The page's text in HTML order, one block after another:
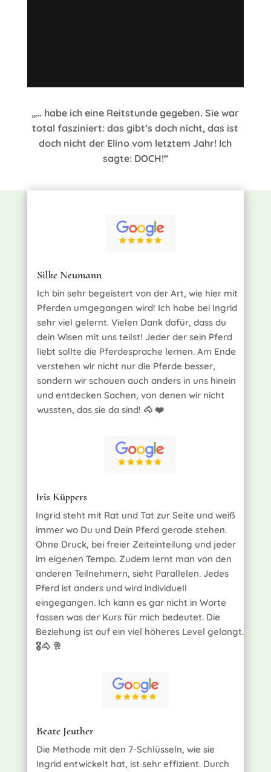
„… habe ich eine Reitstunde gegeben. Sie war
total fasziniert: das gibt’s doch nicht, das ist
doch nicht der Elino vom letztem Jahr! Ich
sagte: DOCH!“
Silke Neumann
Ich bin sehr begeistert von der Art, wie hier mit
Pferden umgegangen wird! Ich habe bei Ingrid
sehr viel gelernt. Vielen Dank dafür, dass du
dein Wisen mit uns teilst! Jeder der sein Pferd
liebt sollte die Pferdesprache lernen. Am Ende
verstehen wir nicht nur die Pferde besser,
sondern wir schauen auch anders in uns hinein
und entdecken Sachen, von denen wir nicht
wussten, das sie da sind! 🐴 ❤️
Iris Küppers
Ingrid steht mit Rat und Tat zur Seite und weiß
immer wo Du und Dein Pferd gerade stehen.
Ohne Druck, bei freier Zeiteinteilung und jeder
im eigenen Tempo. Zudem lernt man von den
anderen Teilnehmern, sieht Parallelen. Jedes
Pferd ist anders und wird individuell
eingegangen. Ich kann es gar nicht in Worte
fassen was der Kurs für mich bedeutet. Die
Beziehung ist auf ein viel höheres Level gelangt.
🎖🐴 🥂
Beate Jeuther
Die Methode mit den 7-Schlüsseln, wie sie
Ingrid entwickelt hat, ist sehr effizient. Durch